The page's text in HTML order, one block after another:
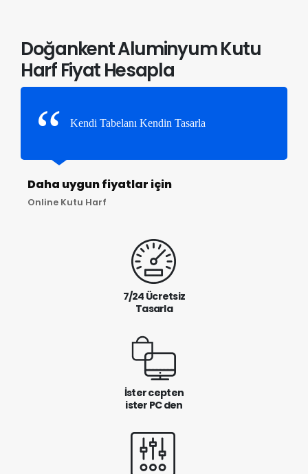
Doğankent Aluminyum Kutu
Harf Fiyat Hesapla
Kendi Tabelanı Kendin Tasarla
Daha uygun fiyatlar için
Online Kutu Harf
7/24 Ücretsiz
Tasarla
İster cepten
ister PC den